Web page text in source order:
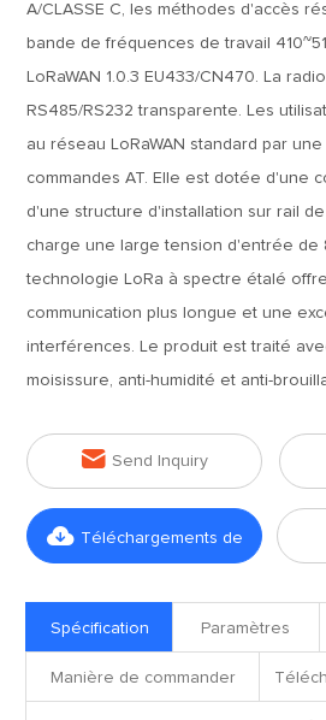
A/CLASSE C, les méthodes d'accès
bande de fréquences de travail
LoRaWAN 1.0.3 EU433/CN470. La
RS485/RS232 transparente. Les
au réseau LoRaWAN standard par
commandes AT. Elle est dotée d'une
d'une structure d'installation sur rail
charge une large tension d'entrée de
technologie LoRa à spectre étalé
communication plus longue et une
interférences. Le produit est traité
moisissure, anti-humidité et anti-
 Send Inquiry
 Téléchargements de
Spécification Paramètres
Manière de commander